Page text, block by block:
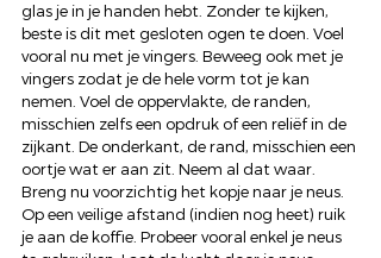
glas je in je handen hebt. Zonder te kijken,
beste is dit met gesloten ogen te doen. Voel
vooral nu met je vingers. Beweeg ook met je
vingers zodat je de hele vorm tot je kan
nemen. Voel de oppervlakte, de randen,
misschien zelfs een opdruk of een reliëf in de
zijkant. De onderkant, de rand, misschien een
oortje wat er aan zit. Neem al dat waar.
Breng nu voorzichtig het kopje naar je neus.
Op een veilige afstand (indien nog heet) ruik
je aan de koffie. Probeer vooral enkel je neus